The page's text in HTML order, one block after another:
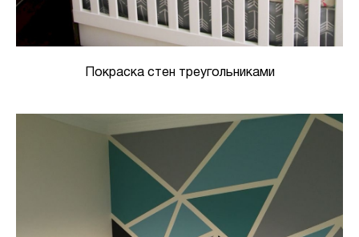
Покраска стен треугольниками